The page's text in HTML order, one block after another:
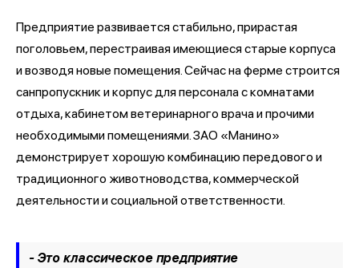
Предприятие развивается стабильно, прирастая
поголовьем, перестраивая имеющиеся старые корпуса
и возводя новые помещения. Сейчас на ферме строится
санпропускник и корпус для персонала с комнатами
отдыха, кабинетом ветеринарного врача и прочими
необходимыми помещениями. ЗАО «Манино»
демонстрирует хорошую комбинацию передового и
традиционного животноводства, коммерческой
деятельности и социальной ответственности.
- Это классическое предприятие